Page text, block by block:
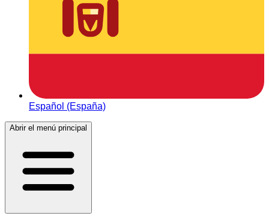
Español (España)
Abrir el menú principal